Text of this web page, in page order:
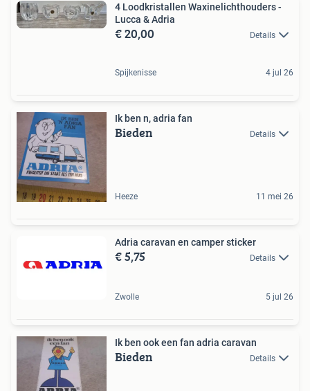
4 Loodkristallen Waxinelichthouders -
Lucca & Adria
€ 20,00 Details
Spijkenisse 4 jul 26
Ik ben n, adria fan
Bieden Details
Heeze 11 mei 26
Adria caravan en camper sticker
€ 5,75 Details
Zwolle 5 jul 26
Ik ben ook een fan adria caravan
Bieden Details